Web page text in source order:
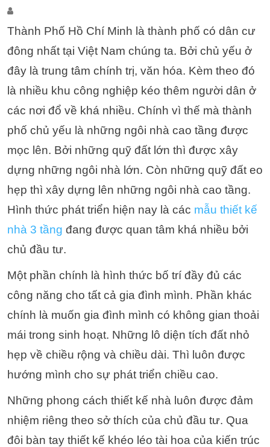
Thành Phố Hồ Chí Minh là thành phố có dân cư
đông nhất tại Việt Nam chúng ta. Bởi chủ yếu ở
đây là trung tâm chính trị, văn hóa. Kèm theo đó
là nhiều khu công nghiệp kéo thêm người dân ở
các nơi đổ về khá nhiều. Chính vì thế mà thành
phố chủ yếu là những ngôi nhà cao tầng được
mọc lên. Bởi những quỹ đất lớn thì được xây
dựng những ngôi nhà lớn. Còn những quỹ đất eo
hẹp thì xây dựng lên những ngôi nhà cao tầng.
Hình thức phát triển hiện nay là các mẫu thiết kế
nhà 3 tầng đang được quan tâm khá nhiều bởi
chủ đầu tư.
Một phần chính là hình thức bố trí đầy đủ các
công năng cho tất cả gia đình mình. Phần khác
chính là muốn gia đình mình có không gian thoải
mái trong sinh hoạt. Những lô diện tích đất nhỏ
hẹp về chiều rộng và chiều dài. Thì luôn được
hướng mình cho sự phát triển chiều cao.
Những phong cách thiết kế nhà luôn được đảm
nhiệm riêng theo sở thích của chủ đầu tư. Qua
đôi bàn tay thiết kế khéo léo tài hoa của kiến trúc